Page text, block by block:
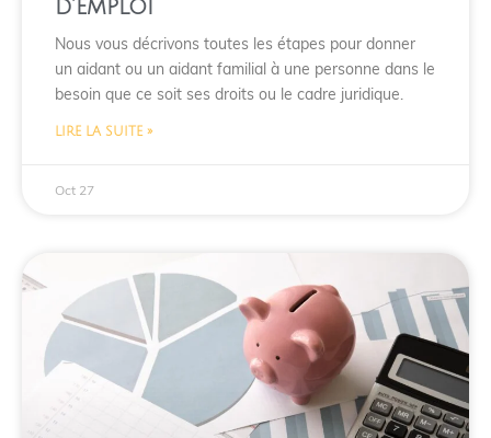
d’emploi
Nous vous décrivons toutes les étapes pour donner
un aidant ou un aidant familial à une personne dans le
besoin que ce soit ses droits ou le cadre juridique.
LIRE LA SUITE »
Oct 27